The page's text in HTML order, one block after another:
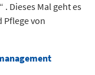
. Dieses Mal geht es
Pflege von